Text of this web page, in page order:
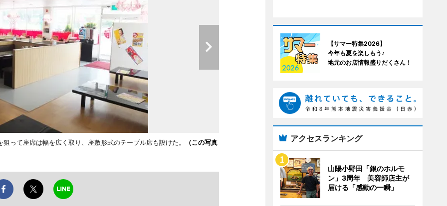
って座席は幅を広く取り、座敷形式のテーブル席も設けた。 （この写真
【サマー特集2026】
今年も夏を楽しもう♪
地元のお店情報盛りだくさん！
アクセスランキング
山陽小野田「銀のホルモ
ン」3周年 美容師店主が
届ける「感動の一瞬」